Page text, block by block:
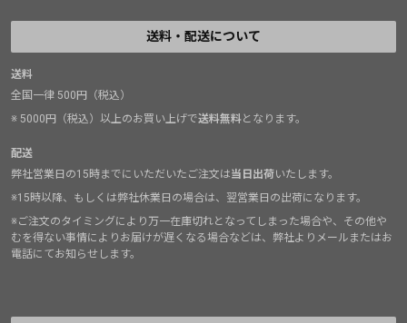
すくて痛くないのですがそのせいか伸びやすい感じで
この2点だけ直して欲しいです。
リソール中ですが、もう一足欲しいシューズです。
送料・配送について
送料
全国一律 500円（税込）
※ 5000円（税込）以上のお買い上げで送料無料となります。
配送
弊社営業日の15時までにいただいたご注文は当日出荷いたします。
※15時以降、もしくは弊社休業日の場合は、翌営業日の出荷になります。
※ご注文のタイミングにより万一在庫切れとなってしまった場合や、その他や
むを得ない事情によりお届けが遅くなる場合などは、弊社よりメールまたはお
電話にてお知らせします。